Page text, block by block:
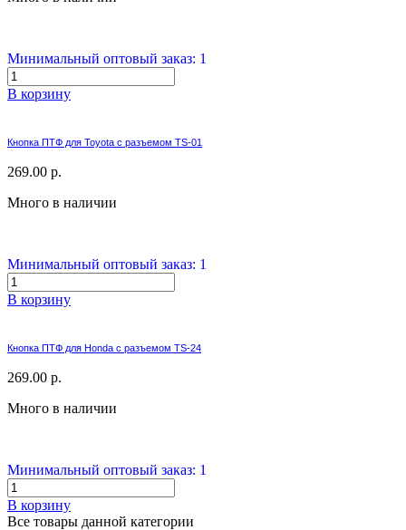
Минимальный оптовый заказ: 1
В корзину
Кнопка ПТФ для Toyota с разъемом TS-01
269.00 р.
Много в наличии
Минимальный оптовый заказ: 1
В корзину
Кнопка ПТФ для Honda с разъемом TS-24
269.00 р.
Много в наличии
Минимальный оптовый заказ: 1
В корзину
Все товары данной категории